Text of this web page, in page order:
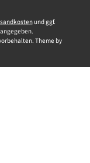
und ggf.
Theme by